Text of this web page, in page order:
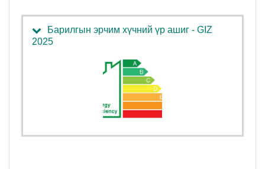
Барилгын эрчим хүчний үр ашиг - GIZ
2025